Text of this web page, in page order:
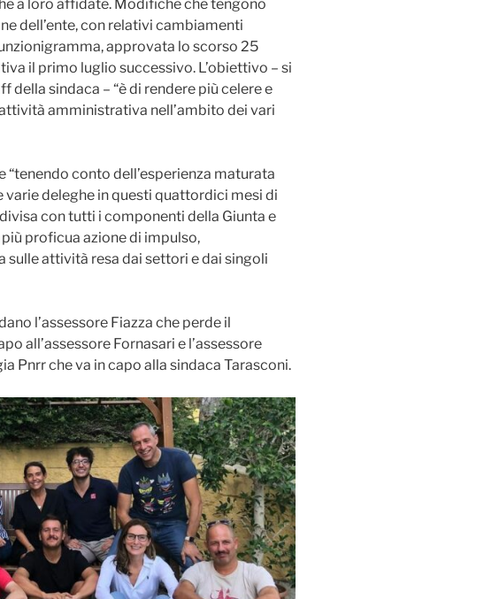
a loro affidate. Modifiche che tengono
dell’ente, con relativi cambiamenti
approvata lo scorso 25
il primo luglio successivo. L’obiettivo – si
della sindaca – “è di rendere più celere e
amministrativa nell’ambito dei vari
“tenendo conto dell’esperienza maturata
deleghe in questi quattordici mesi di
con tutti i componenti della Giunta e
proficua azione di impulso,
sulle attività resa dai settori e dai singoli
l’assessore Fiazza che perde il
all’assessore Fornasari e l’assessore
Pnrr che va in capo alla sindaca Tarasconi.